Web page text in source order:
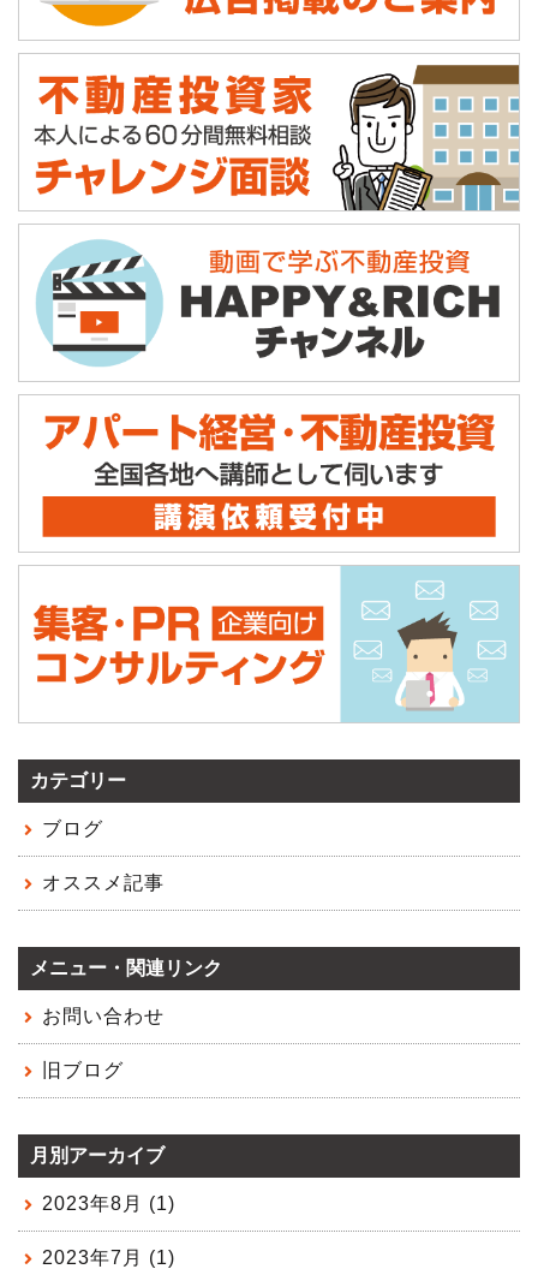
カテゴリー
ブログ
オススメ記事
メニュー・関連リンク
お問い合わせ
旧ブログ
月別アーカイブ
2023年8月 (1)
2023年7月 (1)